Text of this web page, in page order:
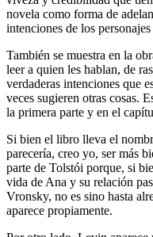
novela como forma de
intenciones de los
También se muestra en la
leer a quien les hablan, de
verdaderas intenciones que
veces sugieren otras cosas.
la primera parte y en el
Si bien el libro lleva el
parecería, creo yo, ser más
parte de Tolstói porque, si
vida de Ana y su relación
Vronsky, no es sino hasta
aparece propiamente.